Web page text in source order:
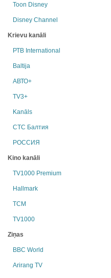
Toon Disney
Disney Channel
Krievu kanāli
РТB International
Baltija
АВТО+
TV3+
Kanāls
СТС Балтия
РОССИЯ
Kino kanāli
TV1000 Premium
Hallmark
TCM
TV1000
Ziņas
BBC World
Arirang TV